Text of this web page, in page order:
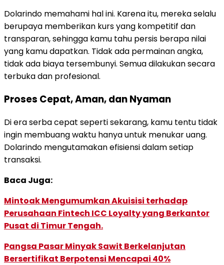
Dolarindo memahami hal ini. Karena itu, mereka selalu
berupaya memberikan kurs yang kompetitif dan
transparan, sehingga kamu tahu persis berapa nilai
yang kamu dapatkan. Tidak ada permainan angka,
tidak ada biaya tersembunyi. Semua dilakukan secara
terbuka dan profesional.
Proses Cepat, Aman, dan Nyaman
Di era serba cepat seperti sekarang, kamu tentu tidak
ingin membuang waktu hanya untuk menukar uang.
Dolarindo mengutamakan efisiensi dalam setiap
transaksi.
Baca Juga:
Mintoak Mengumumkan Akuisisi terhadap
Perusahaan Fintech ICC Loyalty yang Berkantor
Pusat di Timur Tengah.
Pangsa Pasar Minyak Sawit Berkelanjutan
Bersertifikat Berpotensi Mencapai 40%